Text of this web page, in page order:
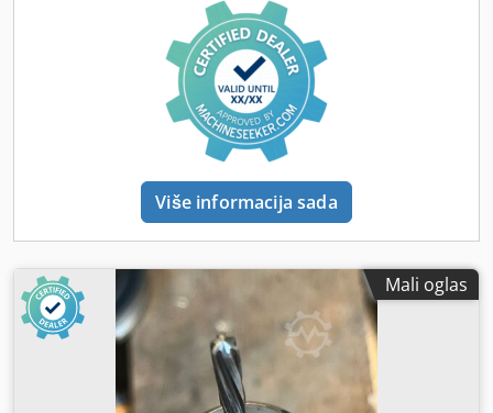
Više informacija sada
Mali oglas